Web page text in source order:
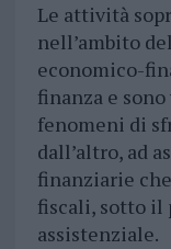
Le attività
nell’ambito
economico-
finanza e
fenomeni di
dall’altro, ad
finanziarie
fiscali, sotto il
assistenziale.